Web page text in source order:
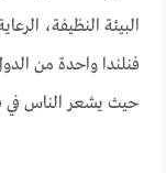
البيئة النظيفة،
فنلندا واحدة من
حيث يشعر الناس في